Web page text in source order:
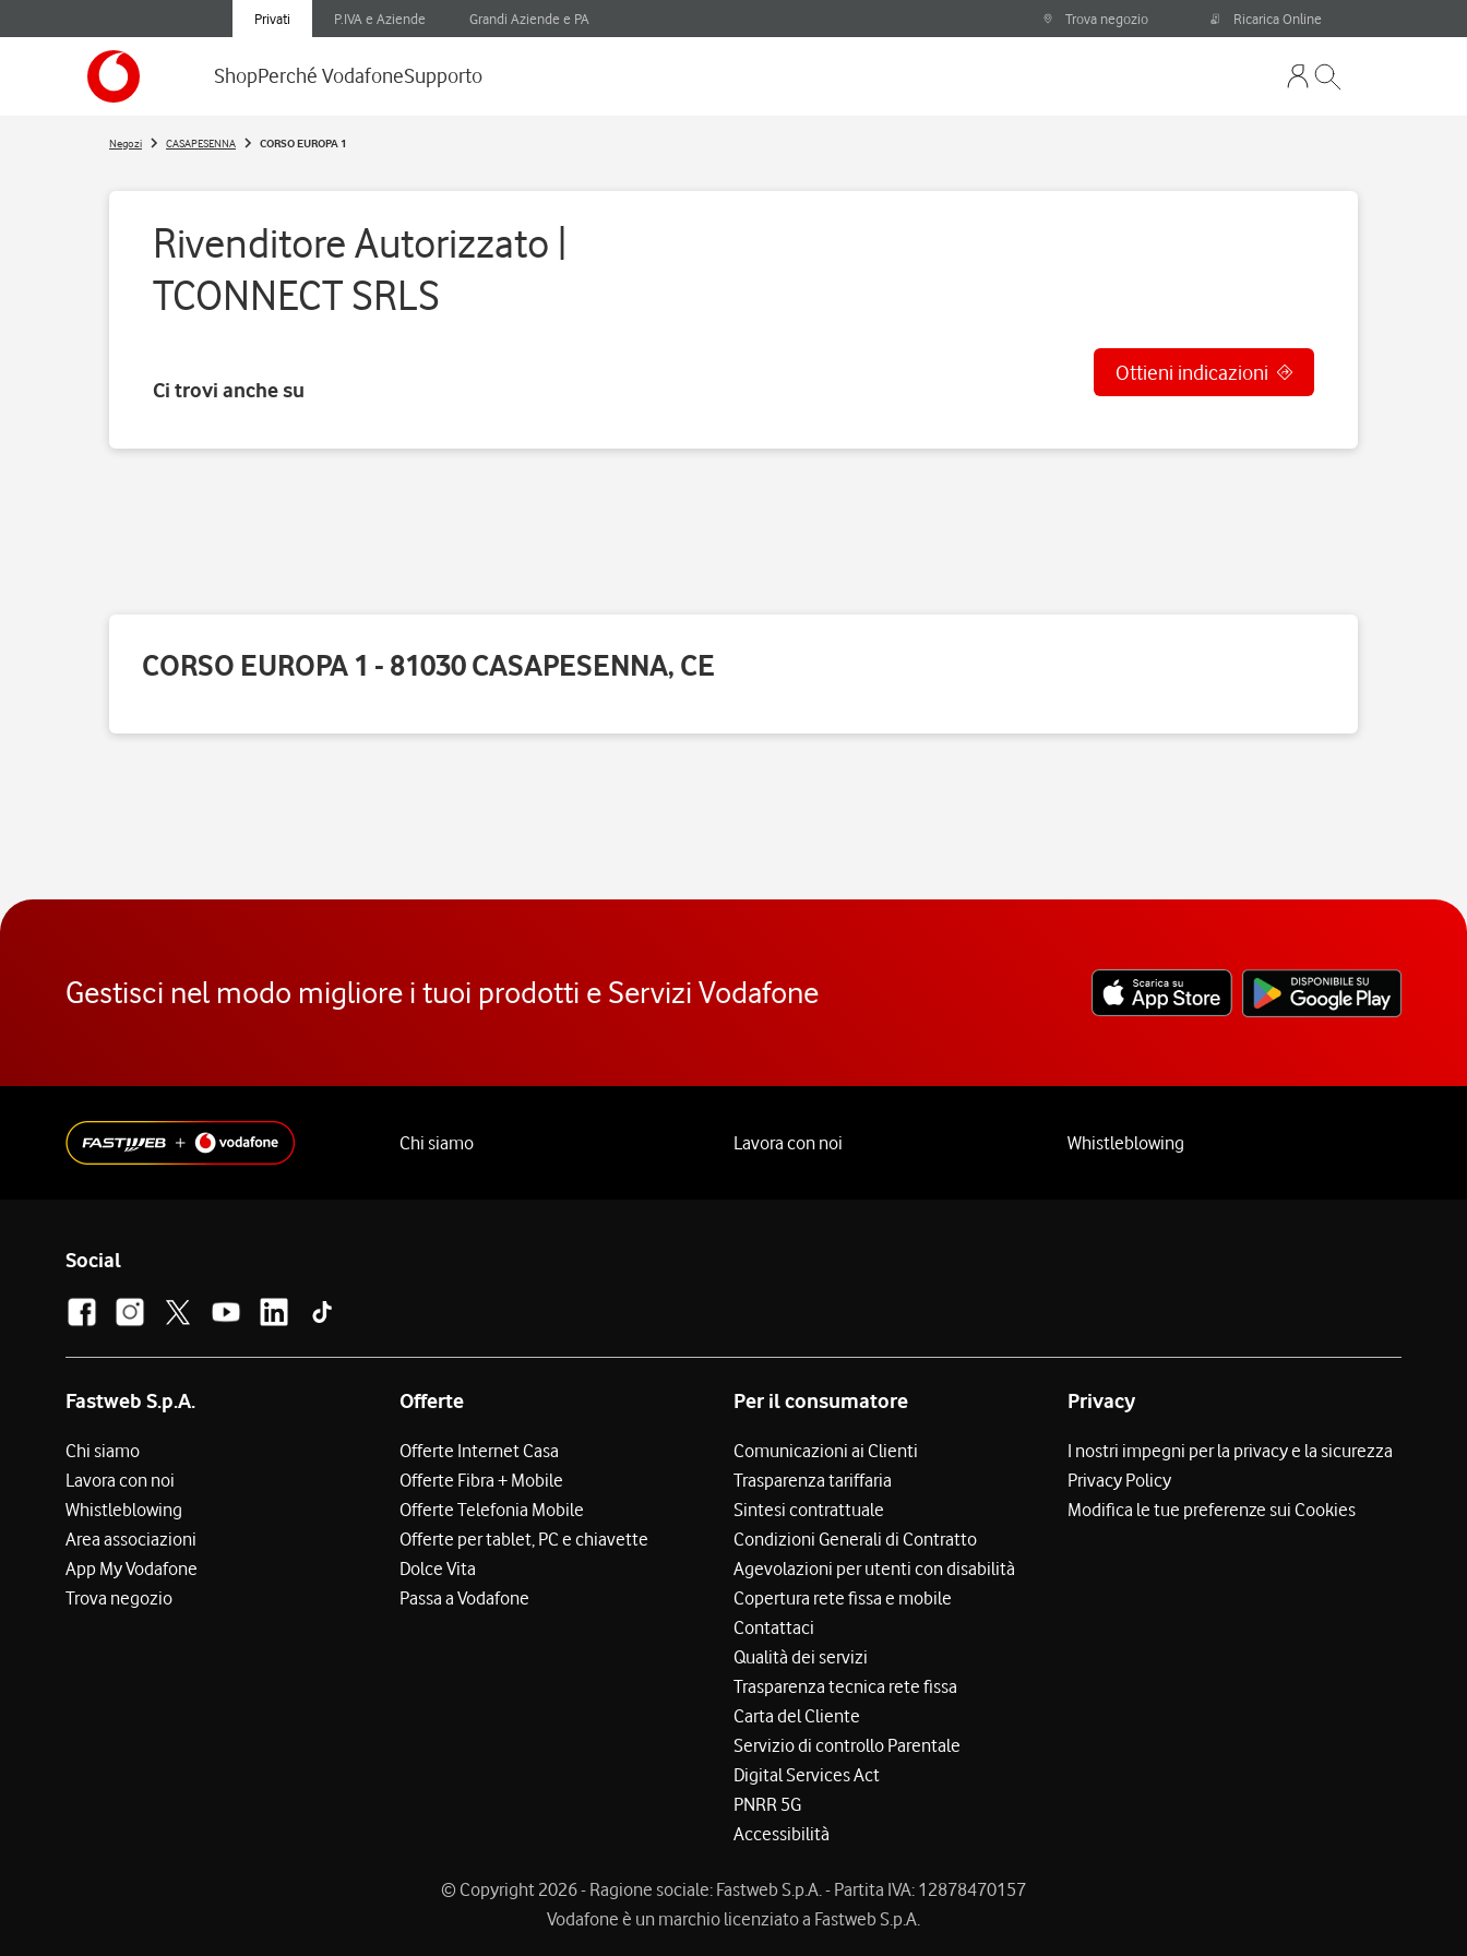
Privati P.IVA e Aziende Grandi Aziende e PA Trova negozio Ricarica Online
ShopPerché VodafoneSupporto
Negozi CASAPESENNA CORSO EUROPA 1
Rivenditore Autorizzato |
TCONNECT SRLS
Ci trovi anche su
Ottieni indicazioni
CORSO EUROPA 1 - 81030 CASAPESENNA, CE
Gestisci nel modo migliore i tuoi prodotti e Servizi Vodafone
Chi siamo Lavora con noi Whistleblowing
Social
Fastweb S.p.A.
Chi siamo
Lavora con noi
Whistleblowing
Area associazioni
App My Vodafone
Trova negozio
Offerte
Offerte Internet Casa
Offerte Fibra + Mobile
Offerte Telefonia Mobile
Offerte per tablet, PC e chiavette
Dolce Vita
Passa a Vodafone
Per il consumatore
Comunicazioni ai Clienti
Trasparenza tariffaria
Sintesi contrattuale
Condizioni Generali di Contratto
Agevolazioni per utenti con disabilità
Copertura rete fissa e mobile
Contattaci
Qualità dei servizi
Trasparenza tecnica rete fissa
Carta del Cliente
Servizio di controllo Parentale
Digital Services Act
PNRR 5G
Accessibilità
Privacy
I nostri impegni per la privacy e la sicurezza
Privacy Policy
Modifica le tue preferenze sui Cookies
© Copyright 2026 - Ragione sociale: Fastweb S.p.A. - Partita IVA: 12878470157
Vodafone è un marchio licenziato a Fastweb S.p.A.